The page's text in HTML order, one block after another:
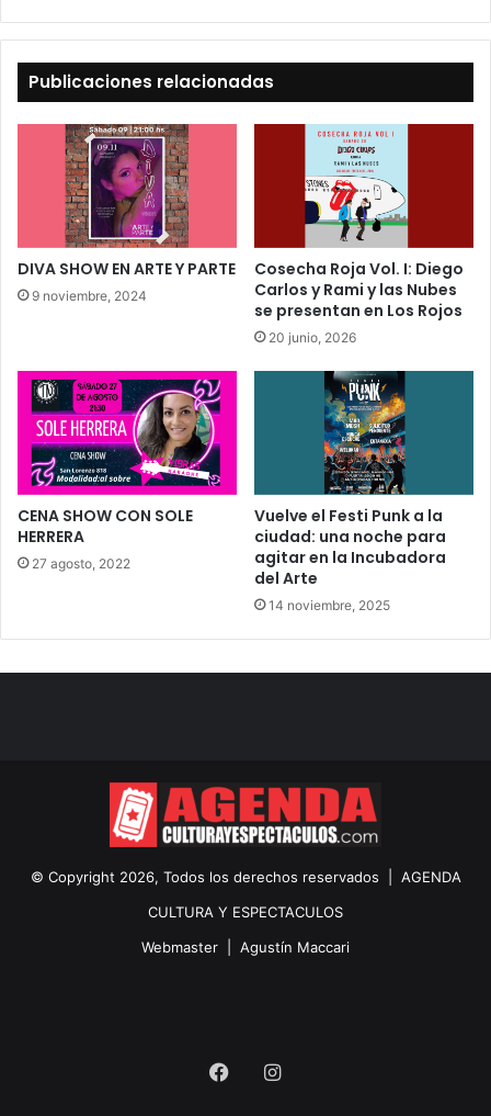
Publicaciones relacionadas
DIVA SHOW EN ARTE Y PARTE
9 noviembre, 2024
Cosecha Roja Vol. I: Diego
Carlos y Rami y las Nubes
se presentan en Los Rojos
20 junio, 2026
CENA SHOW CON SOLE
HERRERA
27 agosto, 2022
Vuelve el Festi Punk a la
ciudad: una noche para
agitar en la Incubadora
del Arte
14 noviembre, 2025
© Copyright 2026, Todos los derechos reservados | AGENDA
CULTURA Y ESPECTACULOS
Webmaster | Agustín Maccari